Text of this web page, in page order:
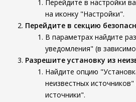
Перейдите в настройки
на иконку "Настройки".
Перейдите в секцию
В параметрах найдите
уведомления" (в
Разрешите установку из
Найдите опцию
неизвестных
источники".